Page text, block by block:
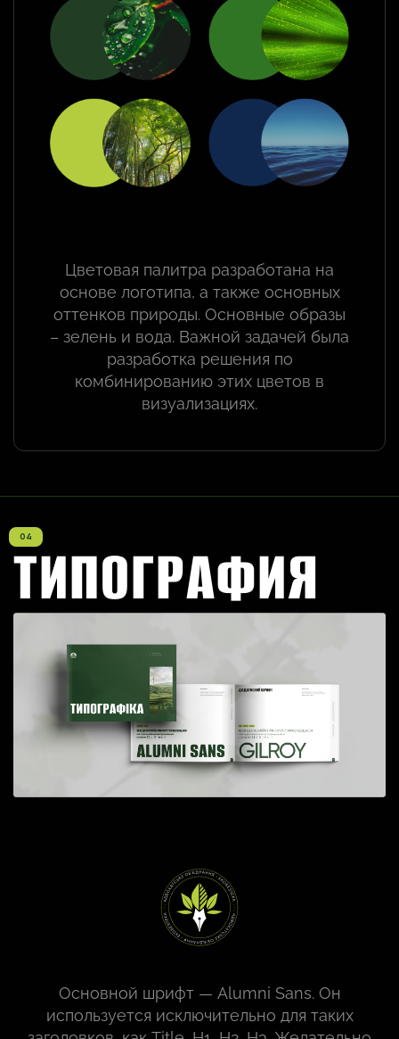
Цветовая палитра разработана на
основе логотипа, а также основных
оттенков природы. Основные образы
– зелень и вода. Важной задачей была
разработка решения по
комбинированию этих цветов в
визуализациях.
ТИПОГРАФИЯ
Основной шрифт — Alumni Sans. Он
используется исключительно для таких